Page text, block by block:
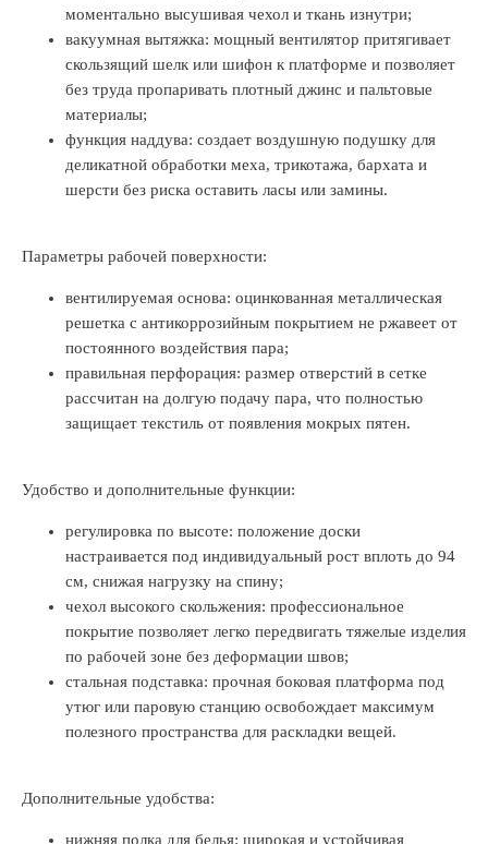
моментально высушивая чехол и ткань изнутри;
вакуумная вытяжка: мощный вентилятор притягивает
скользящий шелк или шифон к платформе и позволяет
без труда пропаривать плотный джинс и пальтовые
материалы;
функция наддува: создает воздушную подушку для
деликатной обработки меха, трикотажа, бархата и
шерсти без риска оставить ласы или замины.
Параметры рабочей поверхности:
вентилируемая основа: оцинкованная металлическая
решетка с антикоррозийным покрытием не ржавеет от
постоянного воздействия пара;
правильная перфорация: размер отверстий в сетке
рассчитан на долгую подачу пара, что полностью
защищает текстиль от появления мокрых пятен.
Удобство и дополнительные функции:
регулировка по высоте: положение доски
настраивается под индивидуальный рост вплоть до 94
см, снижая нагрузку на спину;
чехол высокого скольжения: профессиональное
покрытие позволяет легко передвигать тяжелые изделия
по рабочей зоне без деформации швов;
стальная подставка: прочная боковая платформа под
утюг или паровую станцию освобождает максимум
полезного пространства для раскладки вещей.
Дополнительные удобства:
нижняя полка для белья: широкая и устойчивая